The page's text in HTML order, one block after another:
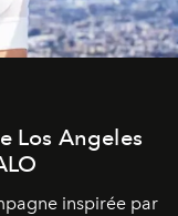
Los Angeles
inspirée par